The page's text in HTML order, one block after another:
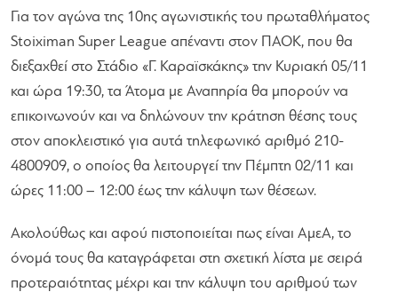
Για τον αγώνα της 10ης αγωνιστικής του πρωταθλήματος
Stoiximan Super League απέναντι στον ΠΑΟΚ, που θα
διεξαχθεί στο Στάδιο «Γ. Καραϊσκάκης» την Κυριακή 05/11
και ώρα 19:30, τα Άτομα με Αναπηρία θα μπορούν να
επικοινωνούν και να δηλώνουν την κράτηση θέσης τους
στον αποκλειστικό για αυτά τηλεφωνικό αριθμό 210-
4800909, ο οποίος θα λειτουργεί την Πέμπτη 02/11 και
ώρες 11:00 – 12:00 έως την κάλυψη των θέσεων.
Ακολούθως και αφού πιστοποιείται πως είναι ΑμεΑ, το
όνομά τους θα καταγράφεται στη σχετική λίστα με σειρά
προτεραιότητας μέχρι και την κάλυψη του αριθμού των